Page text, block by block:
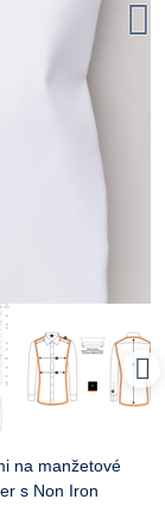
na manžetové
s Non Iron